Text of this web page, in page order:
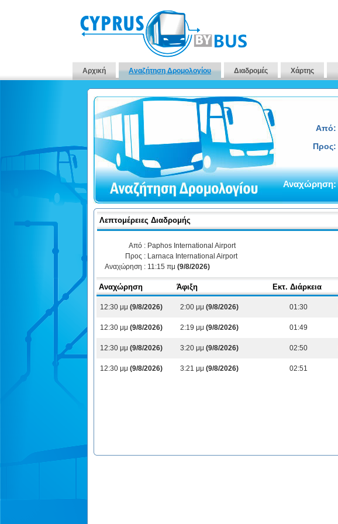
Αρχική Αναζήτηση Δρομολογίου Διαδρομές Χάρτης
Από:
Προς:
Αναχώρηση:
Λεπτομέρειες Διαδρομής
Από : Paphos International Airport
Προς : Larnaca International Airport
Αναχώρηση : 11:15 πμ (9/8/2026)
Αναχώρηση Άφιξη Εκτ. Διάρκεια
12:30 μμ (9/8/2026) 2:00 μμ (9/8/2026) 01:30
12:30 μμ (9/8/2026) 2:19 μμ (9/8/2026) 01:49
12:30 μμ (9/8/2026) 3:20 μμ (9/8/2026) 02:50
12:30 μμ (9/8/2026) 3:21 μμ (9/8/2026) 02:51